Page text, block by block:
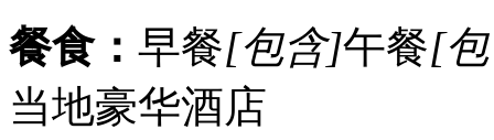
餐食： 早餐[包含]午餐[
当地豪华酒店